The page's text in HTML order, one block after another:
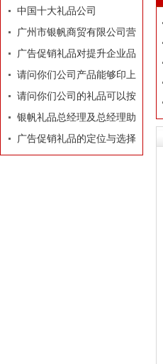
中国十大礼品公司
广州市银帆商贸有限公司营
业执照
广告促销礼品对提升企业品
牌有着莫大的作用
请问你们公司产品能够印上
我们公司的LOGO和广告
吗？
请问你们公司的礼品可以按
照我们的要求和构思专门设
计订做吗？
银帆礼品总经理及总经理助
理名片
广告促销礼品的定位与选择